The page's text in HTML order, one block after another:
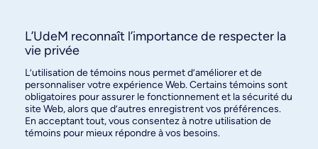
À propos / Nous joindre
L’UdeM reconnaît l’importance de respecter la
vie privée
L’utilisation de témoins nous permet d’améliorer et de
personnaliser votre expérience Web. Certains témoins sont
obligatoires pour assurer le fonctionnement et la sécurité du
site Web, alors que d’autres enregistrent vos préférences.
En acceptant tout, vous consentez à notre utilisation de
témoins pour mieux répondre à vos besoins.